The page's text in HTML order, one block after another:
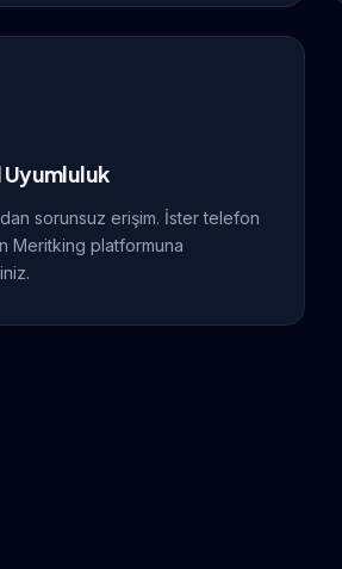
Uyumluluk
sorunsuz erişim. İster telefon
Meritking platformuna